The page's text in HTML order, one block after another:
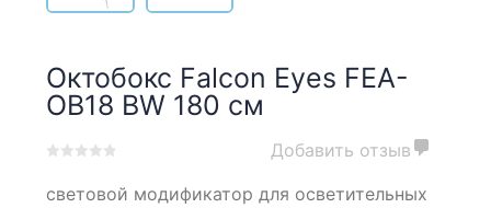
Октобокс Falcon Eyes FEA-
OB18 BW 180 см
out
Добавить отзыв
световой модификатор для осветительных